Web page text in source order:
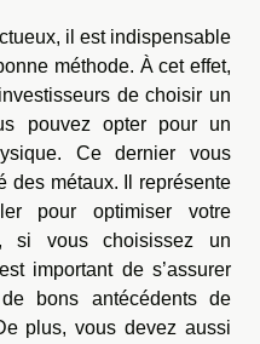
il est indispensable
méthode. À cet effet,
de choisir un
pouvez opter pour un
Ce dernier vous
des métaux. Il représente
pour optimiser votre
si vous choisissez un
important de s’assurer
bons antécédents de
plus, vous devez aussi